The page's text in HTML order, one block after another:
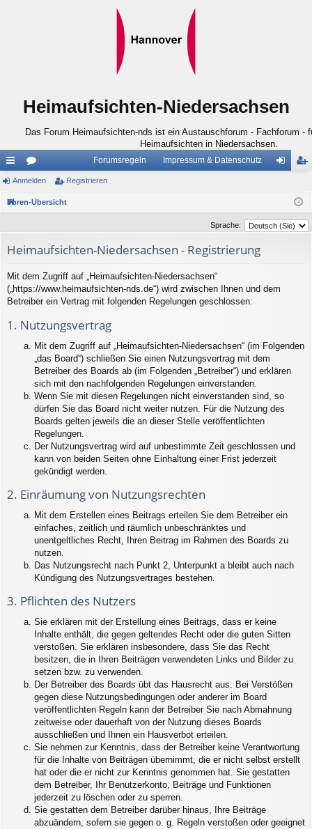
Heimaufsichten-Niedersachsen
Das Forum Heimaufsichten-nds ist ein Austauschforum - Fachforum -
Heimaufsichten in Niedersachsen.
ch
ne
ug
or
en
Forumsregeln Impressum & Datenschutz
el
ist
rie
Anmelden Registrieren
Foren-Übersicht
Sprache:
Heimaufsichten-Niedersachsen - Registrierung
Mit dem Zugriff auf „Heimaufsichten-Niedersachsen“
(„https://www.heimaufsichten-nds.de“) wird zwischen Ihnen und dem
Betreiber ein Vertrag mit folgenden Regelungen geschlossen:
1. Nutzungsvertrag
Mit dem Zugriff auf „Heimaufsichten-Niedersachsen“ (im Folgenden
„das Board“) schließen Sie einen Nutzungsvertrag mit dem
Betreiber des Boards ab (im Folgenden „Betreiber“) und erklären
sich mit den nachfolgenden Regelungen einverstanden.
Wenn Sie mit diesen Regelungen nicht einverstanden sind, so
dürfen Sie das Board nicht weiter nutzen. Für die Nutzung des
Boards gelten jeweils die an dieser Stelle veröffentlichten
Regelungen.
Der Nutzungsvertrag wird auf unbestimmte Zeit geschlossen und
kann von beiden Seiten ohne Einhaltung einer Frist jederzeit
gekündigt werden.
2. Einräumung von Nutzungsrechten
Mit dem Erstellen eines Beitrags erteilen Sie dem Betreiber ein
einfaches, zeitlich und räumlich unbeschränktes und
unentgeltliches Recht, Ihren Beitrag im Rahmen des Boards zu
nutzen.
Das Nutzungsrecht nach Punkt 2, Unterpunkt a bleibt auch nach
Kündigung des Nutzungsvertrages bestehen.
3. Pflichten des Nutzers
Sie erklären mit der Erstellung eines Beitrags, dass er keine
Inhalte enthält, die gegen geltendes Recht oder die guten Sitten
verstoßen. Sie erklären insbesondere, dass Sie das Recht
besitzen, die in Ihren Beiträgen verwendeten Links und Bilder zu
setzen bzw. zu verwenden.
Der Betreiber des Boards übt das Hausrecht aus. Bei Verstößen
gegen diese Nutzungsbedingungen oder anderer im Board
veröffentlichten Regeln kann der Betreiber Sie nach Abmahnung
zeitweise oder dauerhaft von der Nutzung dieses Boards
ausschließen und Ihnen ein Hausverbot erteilen.
Sie nehmen zur Kenntnis, dass der Betreiber keine Verantwortung
für die Inhalte von Beiträgen übernimmt, die er nicht selbst erstellt
hat oder die er nicht zur Kenntnis genommen hat. Sie gestatten
dem Betreiber, Ihr Benutzerkonto, Beiträge und Funktionen
jederzeit zu löschen oder zu sperren.
Sie gestatten dem Betreiber darüber hinaus, Ihre Beiträge
abzuändern, sofern sie gegen o. g. Regeln verstoßen oder geeignet